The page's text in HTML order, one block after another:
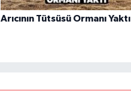
Arıcının Tütsüsü Ormanı Yaktı